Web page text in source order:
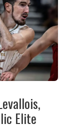
Elite